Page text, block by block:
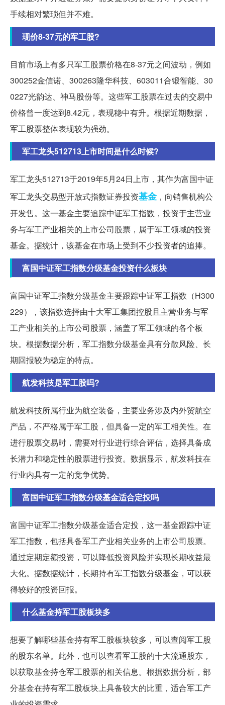
手续相对繁琐但并不难。
现价8-37元的军工股?
目前市场上有多只军工股票价格在8-37元之间波动，例如
300252金信诺、300263隆华科技、603011合锻智能、30
0227光韵达、神马股份等。这些军工股票在过去的交易中
价格曾一度达到8.42元，表现稳中有升。根据近期数据，
军工股票整体表现较为强劲。
军工龙头512713上市时间是什么时候?
军工龙头512713于2019年5月24日上市，其作为富国中证
军工龙头交易型开放式指数证券投资基金，向销售机构公
开发售。这一基金主要追踪中证军工指数，投资于主营业
务与军工产业相关的上市公司股票，属于军工领域的投资
基金。据统计，该基金在市场上受到不少投资者的追捧。
富国中证军工指数分级基金投资什么板块
富国中证军工指数分级基金主要跟踪中证军工指数（H300
229），该指数选择由十大军工集团控股且主营业务与军
工产业相关的上市公司股票，涵盖了军工领域的各个板
块。根据数据分析，军工指数分级基金具有分散风险、长
期回报较为稳定的特点。
航发科技是军工股吗?
航发科技所属行业为航空装备，主要业务涉及内外贸航空
产品，不严格属于军工股，但具备一定的军工相关性。在
进行股票交易时，需要对行业进行综合评估，选择具备成
长潜力和稳定性的股票进行投资。数据显示，航发科技在
行业内具有一定的竞争优势。
富国中证军工指数分级基金适合定投吗
富国中证军工指数分级基金适合定投，这一基金跟踪中证
军工指数，包括具备军工产业相关业务的上市公司股票。
通过定期定额投资，可以降低投资风险并实现长期收益最
大化。据数据统计，长期持有军工指数分级基金，可以获
得较好的投资回报。
什么基金持军工股板块多
想要了解哪些基金持有军工股板块较多，可以查阅军工股
的股东名单。此外，也可以查看军工股的十大流通股东，
以获取基金持仓军工股票的相关信息。根据数据分析，部
分基金在持有军工股板块上具备较大的比重，适合军工产